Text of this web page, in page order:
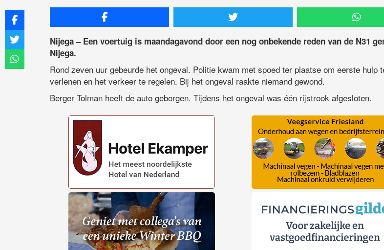
Nijega – Een voertuig is maandagavond door een nog onbekende reden van de N31
Nijega.
Rond zeven uur gebeurde het ongeval. Politie kwam met spoed ter plaatse om eerste hulp
verlenen en het verkeer te regelen. Bij het ongeval raakte niemand gewond.
Berger Tolman heeft de auto geborgen. Tijdens het ongeval was één rijstrook afgesloten.